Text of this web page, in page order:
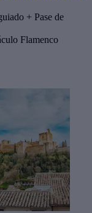
+ Pase de
Flamenco